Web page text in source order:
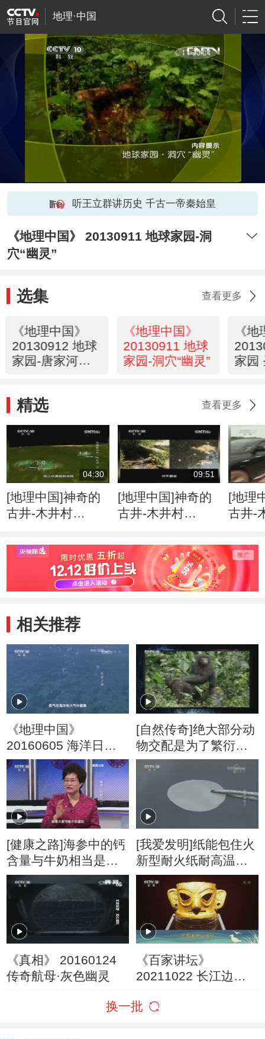
地理·中国
听王立群讲历史 千古一帝秦始皇
《地理中国》 20130911 地球家园-洞
穴“幽灵”
选集 查看更多
《地理中国》
20130912 地球
家园-唐家河谜
《地理中国》
20130911 地球
家园-洞穴“幽灵”
《
家园
精选 查看更多
04:30
[地理中国]神奇的
古井-木井村
与救命井
09:51
[地理中国]神奇的
古井-木井村
的两口救命井
[地理
古井-
木水井
相关推荐
《地理中国》
20160605 海洋日特
别节目·生命之源
[自然传奇]绝大部分动
物交配是为了繁衍后
代 而倭黑猩猩的理由
[健康之路]海参中的钙
含量与牛奶相当是补
钙佳品
[我爱发明]纸能包住火
新型耐火纸耐高温能
比拼钢板
《真相》 20160124
传奇航母·灰色幽灵
《百家讲坛》
20211022 长江边的
府之国
换一批